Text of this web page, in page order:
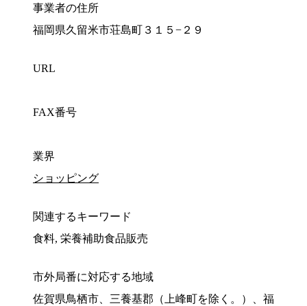
事業者の住所
福岡県久留米市荘島町３１５−２９
URL
FAX番号
業界
ショッピング
関連するキーワード
食料, 栄養補助食品販売
市外局番に対応する地域
佐賀県鳥栖市、三養基郡（上峰町を除く。）、福